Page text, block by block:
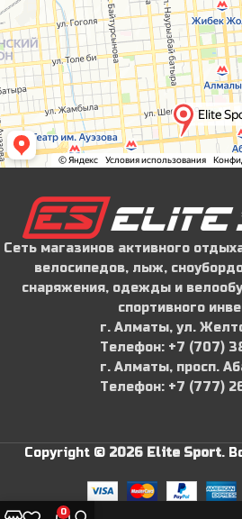
Сеть магазинов активного
велосипедов, лыж,
снаряжения, одежды и
спортивного
г. Алматы, ул.
Телефон: ‪+7 (707)
г. Алматы, просп.
Телефон: ‪+7 (777)
Copyright © 2026 Elite Sport.
0